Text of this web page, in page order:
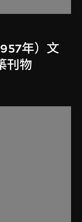
年）文
刊物